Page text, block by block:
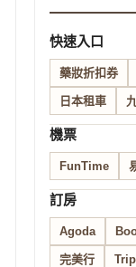
快速入口
藥妝折扣券
日本租車
機票
FunTime
訂房
Agoda
完美行